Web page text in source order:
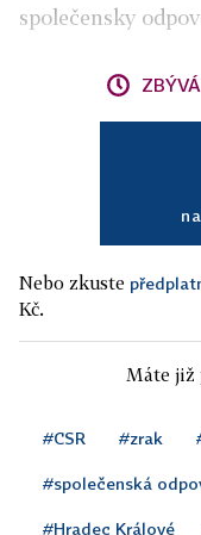
společensky
Nebo zkuste
Kč.
Máte již
#CSR #zrak
#společenská
#Hradec Králové